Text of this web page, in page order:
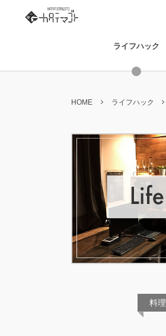
ライフハック
HOME ライフハック
料理